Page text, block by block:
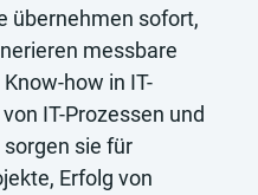
übernehmen sofort,
messbare
how in IT-
IT-Prozessen und
sie für
Erfolg von